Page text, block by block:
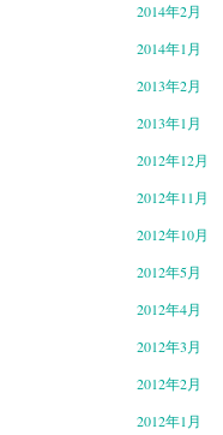
2014年2月
2014年1月
2013年2月
2013年1月
2012年12月
2012年11月
2012年10月
2012年5月
2012年4月
2012年3月
2012年2月
2012年1月